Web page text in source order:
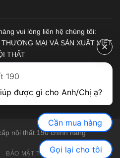
vui lòng liên hệ chúng tôi:
MẠI VÀ SẢN XUẤT VIỆT
THẤT
Thất 190. Mọi quyền được bảo
lưu.
nội thất 190 chính hãng
BẢO MẬT THÔNG TIN GIỚI THIỆU
190
Cần mua hàng
Gọi lại cho tôi